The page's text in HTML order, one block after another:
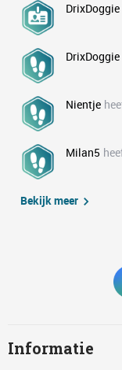
DrixDoggie
DrixDoggie
Nientje
Milan5
Bekijk meer
Informatie